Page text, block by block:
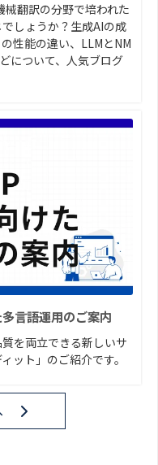
翻訳の分野で培われた
しょうか？生成AIの成
性能の違い、LLMとNM
について、人気ブログ
言語運用のご案内
を両立できる新しいサ
ット」のご紹介です。